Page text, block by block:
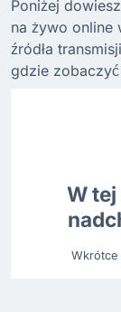
Poniżej
na żywo online
źródła
gdzie
W
Wkrótce